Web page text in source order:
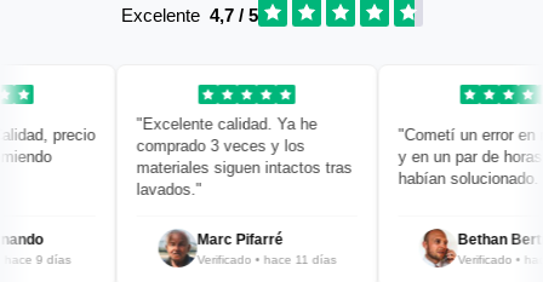
Excelente 4,7 / 5
precio
9 días
"Excelente calidad. Ya he
comprado 3 veces y los
materiales siguen intactos tras
lavados."
Marc Pifarré
Verificado • hace 11 días
"Cometí un error en
y en un par de horas
habían solucionado.
Bethan
Verificado • hace